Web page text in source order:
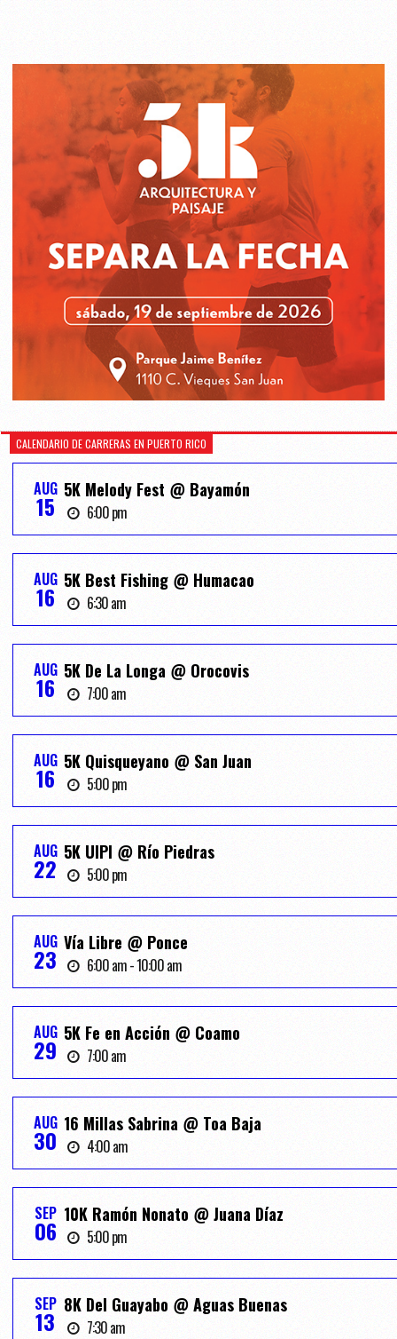
CALENDARIO DE CARRERAS EN PUERTO RICO
AUG
15
5K Melody Fest @ Bayamón
6:00 pm
AUG
16
5K Best Fishing @ Humacao
6:30 am
AUG
16
5K De La Longa @ Orocovis
7:00 am
AUG
16
5K Quisqueyano @ San Juan
5:00 pm
AUG
22
5K UIPI @ Río Piedras
5:00 pm
AUG
23
Vía Libre @ Ponce
6:00 am - 10:00 am
AUG
29
5K Fe en Acción @ Coamo
7:00 am
AUG
30
16 Millas Sabrina @ Toa Baja
4:00 am
SEP
06
10K Ramón Nonato @ Juana Díaz
5:00 pm
SEP
13
8K Del Guayabo @ Aguas Buenas
7:30 am